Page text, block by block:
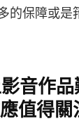
的保障或是
音作品
值得關